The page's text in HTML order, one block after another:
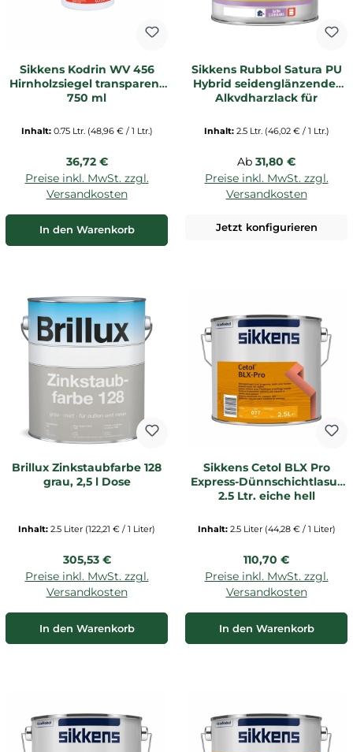
Sikkens Kodrin WV 456
Hirnholzsiegel transparent
750 ml
Inhalt: 0.75 Ltr. (48,96 € / 1 Ltr.)
Regulärer Preis:
36,72 €
Preise inkl. MwSt. zzgl.
Versandkosten
In den Warenkorb
Sikkens Rubbol Satura PU
Hybrid seidenglänzender
Alkydharzlack für
_L
Inhalt: 2.5 Ltr. (46,02 € / 1 Ltr.)
Regulärer Preis:
Ab 31,80 €
Preise inkl. MwSt. zzgl.
Versandkosten
Jetzt konfigurieren
Brillux Zinkstaubfarbe 128
grau, 2,5 l Dose
Inhalt: 2.5 Liter (122,21 € / 1 Liter)
Regulärer Preis:
305,53 €
Preise inkl. MwSt. zzgl.
Versandkosten
In den Warenkorb
Sikkens Cetol BLX Pro
Express-Dünnschichtlasur
2,5 Ltr. eiche hell
Inhalt: 2.5 Liter (44,28 € / 1 Liter)
Regulärer Preis:
110,70 €
Preise inkl. MwSt. zzgl.
Versandkosten
In den Warenkorb